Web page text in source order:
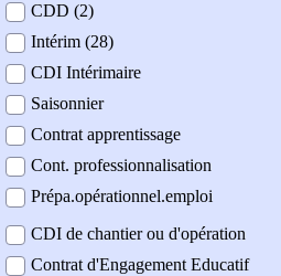
CDD (2)
Intérim (28)
CDI Intérimaire
Saisonnier
Contrat apprentissage
Cont. professionnalisation
Prépa.opérationnel.emploi
CDI de chantier ou d'opération
Contrat d'Engagement Educatif